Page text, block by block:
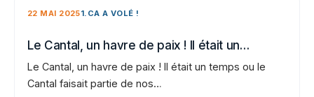
22 MAI 20251.CA A VOLÉ !
Le Cantal, un havre de paix ! Il était un…
Le Cantal, un havre de paix ! Il était un temps ou le
Cantal faisait partie de nos…